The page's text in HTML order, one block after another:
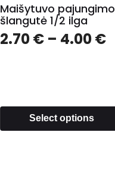
Maišytuvo pajungimo
šlangutė 1/2 ilga
2.70€– 4.00€
Select options